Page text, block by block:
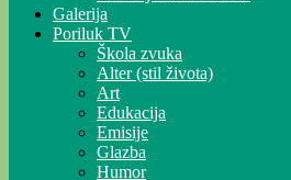
Galerija
Poriluk TV
Škola zvuka
Alter (stil života)
Art
Edukacija
Emisije
Glazba
Humor